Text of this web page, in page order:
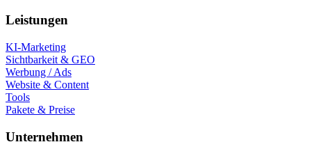
Leistungen
KI-Marketing
Sichtbarkeit & GEO
Werbung / Ads
Website & Content
Tools
Pakete & Preise
Unternehmen